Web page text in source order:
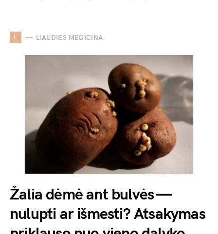
L LIAUDIES MEDICINA
Žalia dėmė ant bulvės —
nulupti ar išmesti? Atsakymas